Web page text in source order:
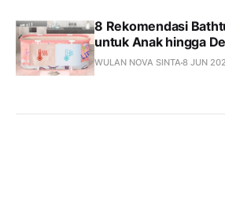
8 Rekomendasi
untuk Anak hingga
WULAN NOVA SINTA8 JUN